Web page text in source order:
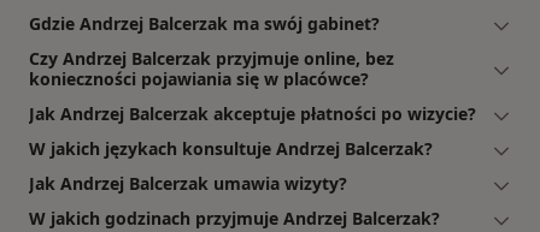
Gdzie Andrzej Balcerzak ma swój gabinet?
Czy Andrzej Balcerzak przyjmuje online, bez
konieczności pojawiania się w placówce?
Jak Andrzej Balcerzak akceptuje płatności po wizycie?
W jakich językach konsultuje Andrzej Balcerzak?
Jak Andrzej Balcerzak umawia wizyty?
W jakich godzinach przyjmuje Andrzej Balcerzak?